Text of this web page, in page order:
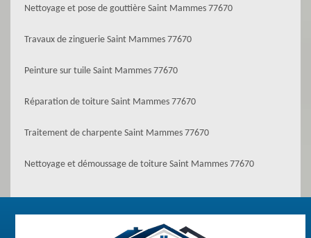
Nettoyage et pose de gouttière Saint Mammes 77670
Travaux de zinguerie Saint Mammes 77670
Peinture sur tuile Saint Mammes 77670
Réparation de toiture Saint Mammes 77670
Traitement de charpente Saint Mammes 77670
Nettoyage et démoussage de toiture Saint Mammes 77670